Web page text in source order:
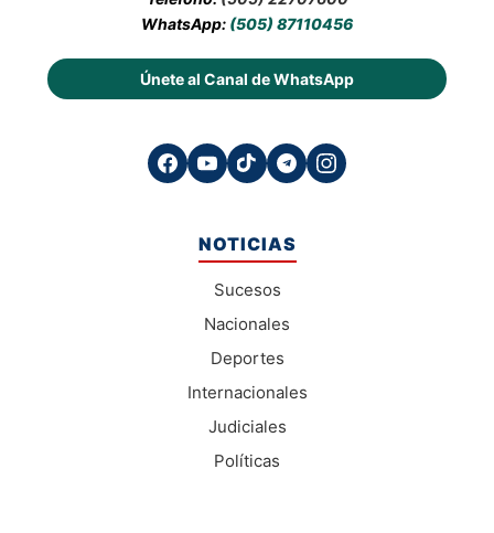
WhatsApp: (505) 87110456
Únete al Canal de WhatsApp
NOTICIAS
Sucesos
Nacionales
Deportes
Internacionales
Judiciales
Políticas